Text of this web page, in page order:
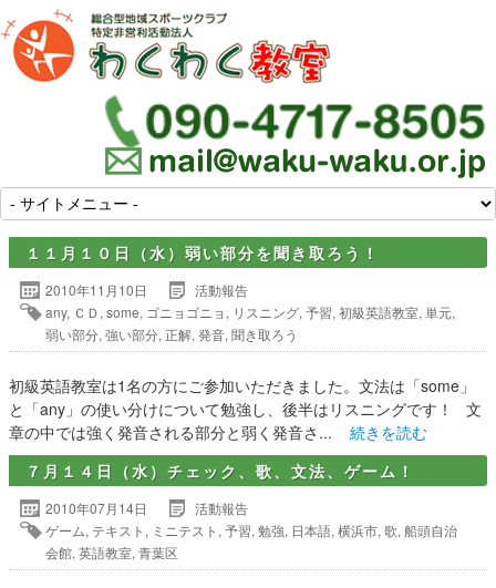
１１月１０日（水）弱い部分を聞き取ろう！
2010年11月10日
活動報告
any, ＣＤ, some, ゴニョゴニョ , リスニング, 予習, 初級英語教室, 単元,
弱い部分, 強い部分, 正解, 発音, 聞き取ろう
初級英語教室は1名の方にご参加いただきました。文法は「some」
と「any」の使い分けについて勉強し、後半はリスニングです！ 文
章の中では強く発音される部分と弱く発音さ... 続きを読む
７月１４日（水）チェック、歌、文法、ゲーム！
2010年07月14日
活動報告
ゲーム, テキスト , ミニテスト , 予習, 勉強, 日本語, 横浜市, 歌, 船頭自治
会館, 英語教室, 青葉区